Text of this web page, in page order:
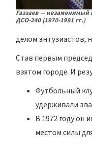
Газзаев — незаменимый
ДСО-240 (1970-1991 гг.)
делом энтузиастов,
Став первым
взятом городе. И
Футбольный
удерживали
В 1972 году он
местом силы